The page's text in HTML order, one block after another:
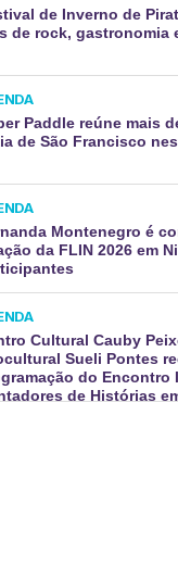
de Inverno de
de rock, gastronomia
Paddle reúne mais
de São Francisco
Montenegro é
da FLIN 2026 em
Cultural Cauby
Sueli Pontes
do Encontro
de Histórias